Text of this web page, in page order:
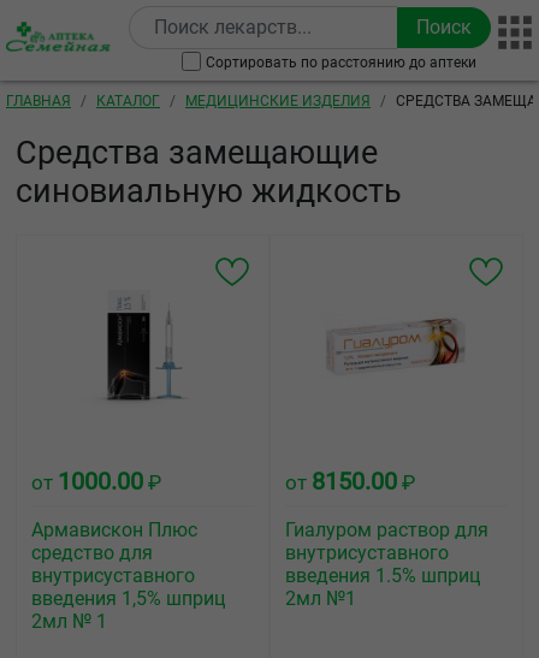
Сортировать по расстоянию до аптеки
Строка навигации
ГЛАВНАЯ КАТАЛОГ МЕДИЦИНСКИЕ ИЗДЕЛИЯ СРЕДСТВА
Средства замещающие
синовиальную жидкость
от 1000.00 ₽
Армавискон Плюс
средство для
внутрисуставного
введения 1,5% шприц
2мл № 1
от 8150.00 ₽
Гиалуром раствор для
внутрисуставного
введения 1.5% шприц
2мл №1